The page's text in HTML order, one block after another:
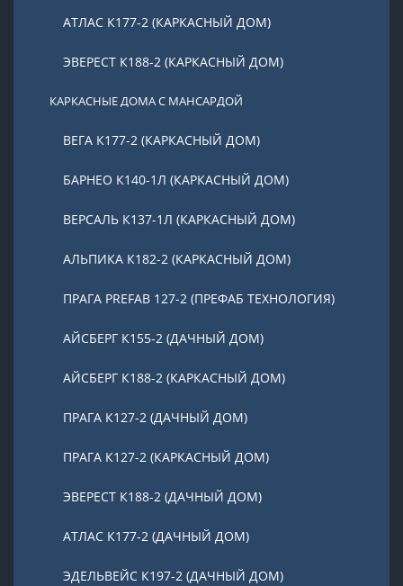
АТЛАС К177-2 (КАРКАСНЫЙ ДОМ)
ЭВЕРЕСТ К188-2 (КАРКАСНЫЙ ДОМ)
КАРКАСНЫЕ ДОМА С МАНСАРДОЙ
ВЕГА К177-2 (КАРКАСНЫЙ ДОМ)
БАРНЕО К140-1Л (КАРКАСНЫЙ ДОМ)
ВЕРСАЛЬ К137-1Л (КАРКАСНЫЙ ДОМ)
АЛЬПИКА К182-2 (КАРКАСНЫЙ ДОМ)
ПРАГА PREFAB 127-2 (ПРЕФАБ ТЕХНОЛОГИЯ)
АЙСБЕРГ К155-2 (ДАЧНЫЙ ДОМ)
АЙСБЕРГ К188-2 (КАРКАСНЫЙ ДОМ)
ПРАГА К127-2 (ДАЧНЫЙ ДОМ)
ПРАГА К127-2 (КАРКАСНЫЙ ДОМ)
ЭВЕРЕСТ К188-2 (ДАЧНЫЙ ДОМ)
АТЛАС К177-2 (ДАЧНЫЙ ДОМ)
ЭДЕЛЬВЕЙС К197-2 (ДАЧНЫЙ ДОМ)